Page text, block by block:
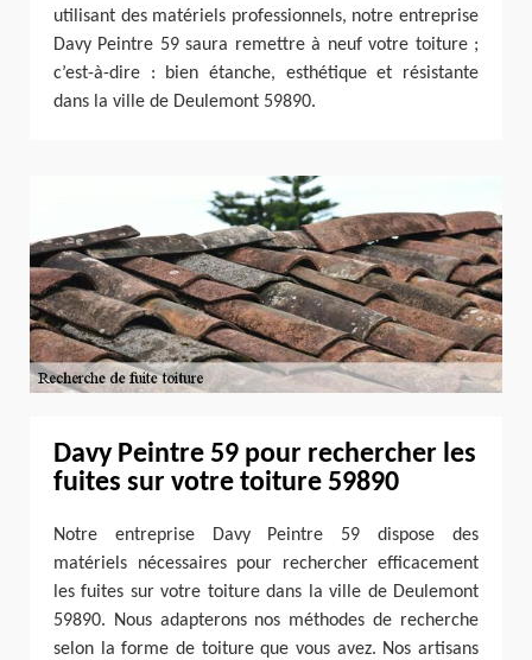
utilisant des matériels professionnels, notre entreprise
Davy Peintre 59 saura remettre à neuf votre toiture ;
c’est-à-dire : bien étanche, esthétique et résistante
dans la ville de Deulemont 59890.
Davy Peintre 59 pour rechercher les
fuites sur votre toiture 59890
Notre entreprise Davy Peintre 59 dispose des
matériels nécessaires pour rechercher efficacement
les fuites sur votre toiture dans la ville de Deulemont
59890. Nous adapterons nos méthodes de recherche
selon la forme de toiture que vous avez. Nos artisans